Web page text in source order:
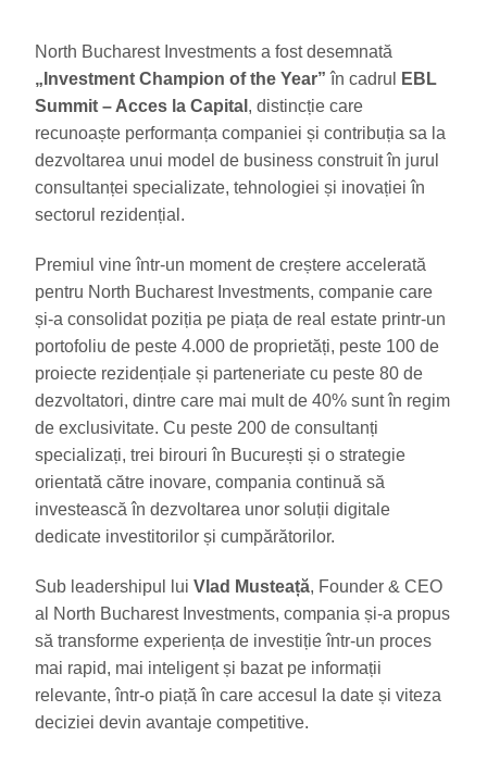
North Bucharest Investments a fost desemnată
„Investment Champion of the Year” în cadrul
EBL
Summit – Acces la Capital , distincție care
recunoaște performanța companiei și contribuția sa la
dezvoltarea unui model de business construit în jurul
consultanței specializate, tehnologiei și inovației în
sectorul rezidențial.
Premiul vine într-un moment de creștere accelerată
pentru North Bucharest Investments, companie care
și-a consolidat poziția pe piața de real estate printr-un
portofoliu de peste 4.000 de proprietăți, peste 100 de
proiecte rezidențiale și parteneriate cu peste 80 de
dezvoltatori, dintre care mai mult de 40% sunt în regim
de exclusivitate. Cu peste 200 de consultanți
specializați, trei birouri în București și o strategie
orientată către inovare, compania continuă să
investească în dezvoltarea unor soluții digitale
dedicate investitorilor și cumpărătorilor.
Sub leadershipul lui Vlad Musteață, Founder & CEO
al North Bucharest Investments, compania și-a propus
să transforme experiența de investiție într-un proces
mai rapid, mai inteligent și bazat pe informații
relevante, într-o piață în care accesul la date și viteza
deciziei devin avantaje competitive.